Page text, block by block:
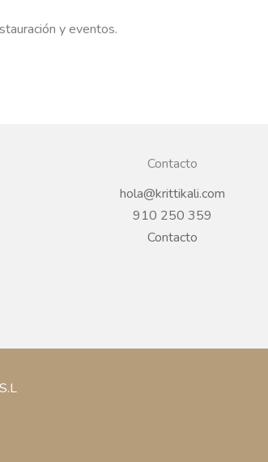
y eventos.
Contacto
hola@krittikali.com
910 250 359
Contacto